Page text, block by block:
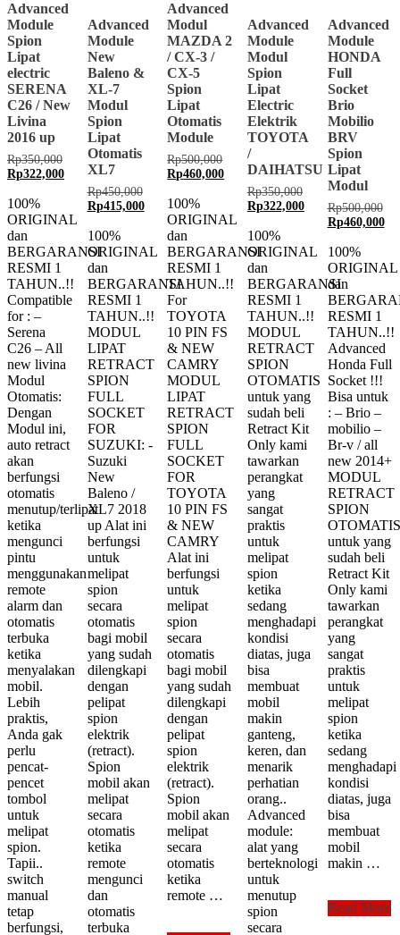
Advanced
Module
Spion
Lipat
electric
SERENA
C26 / New
Livina
2016 up
Rp350,000Original
price
Rp350,000.
Rp322,000Current
price
Rp322,000.
100%
ORIGINAL
dan
BERGARANSI
RESMI 1
TAHUN..!!
Compatible
for : –
Serena
C26 – All
new livina
Modul
Otomatis:
Dengan
Modul ini,
auto retract
akan
berfungsi
otomatis
menutup/terlipat
ketika
mengunci
pintu
menggunakan
remote
alarm dan
otomatis
terbuka
ketika
menyalakan
mobil.
Lebih
praktis,
Anda gak
perlu
pencat-
pencet
tombol
untuk
melipat
spion.
Tapii..
switch
manual
tetap
berfungsi,
Advanced
Module
New
Baleno &
XL-7
Modul
Spion
Lipat
Otomatis
XL7
Rp450,000Original
price
Rp450,000.
Rp415,000Current
price
Rp415,000.
100%
ORIGINAL
dan
BERGARANSI
RESMI 1
TAHUN..!!
MODUL
LIPAT
RETRACT
SPION
FULL
SOCKET
FOR
SUZUKI: -
Suzuki
New
Baleno /
XL7 2018
up Alat ini
berfungsi
untuk
melipat
spion
secara
otomatis
bagi mobil
yang sudah
dilengkapi
dengan
pelipat
spion
elektrik
(retract).
Spion
mobil akan
melipat
secara
otomatis
ketika
remote
mengunci
dan
otomatis
terbuka
Advanced
Modul
MAZDA 2
/ CX-3 /
CX-5
Spion
Lipat
Otomatis
Module
Rp500,000Original
price
Rp500,000.
Rp460,000Current
price
Rp460,000.
100%
ORIGINAL
dan
BERGARANSI
RESMI 1
TAHUN..!!
For
TOYOTA
10 PIN FS
& NEW
CAMRY
MODUL
LIPAT
RETRACT
SPION
FULL
SOCKET
FOR
TOYOTA
10 PIN FS
& NEW
CAMRY
Alat ini
berfungsi
untuk
melipat
spion
secara
otomatis
bagi mobil
yang sudah
dilengkapi
dengan
pelipat
spion
elektrik
(retract).
Spion
mobil akan
melipat
secara
otomatis
ketika
remote …
Advanced
Module
Modul
Spion
Lipat
Electric
Elektrik
TOYOTA
/
DAIHATSU
Rp350,000Original
price
Rp322,000Current
price
Rp322,000.
100%
ORIGINAL
dan
BERGARANSI
RESMI 1
TAHUN..!!
MODUL
RETRACT
SPION
OTOMATIS
untuk yang
sudah beli
Retract Kit
Only kami
tawarkan
perangkat
yang
sangat
praktis
untuk
melipat
spion
ketika
sedang
menghadapi
kondisi
diatas, juga
bisa
membuat
mobil
makin
ganteng,
keren, dan
menarik
perhatian
orang..
Advanced
module:
alat yang
berteknologi
untuk
menutup
spion
secara
Advanced
Module
HONDA
Full
Socket
Brio
Mobilio
BRV
Spion
Lipat
Modul
Rp500,000
Rp460,000
100%
ORIGINAL
dan
RESMI 1
TAHUN..!!
Advanced
Honda Full
Socket !!!
Bisa untuk
: – Brio –
mobilio –
Br-v / all
new 2014+
MODUL
RETRACT
SPION
OTOMATIS
untuk yang
sudah beli
Retract Kit
Only kami
tawarkan
perangkat
yang
sangat
praktis
untuk
melipat
spion
ketika
sedang
menghadapi
kondisi
diatas, juga
bisa
membuat
mobil
makin …
Advanced
Read More